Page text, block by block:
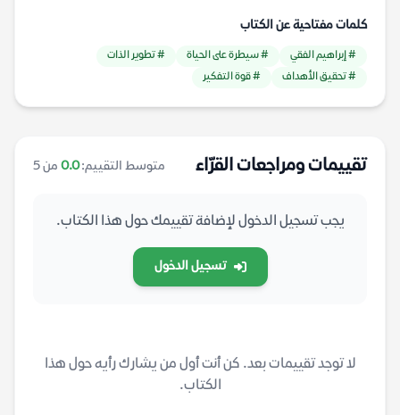
كلمات مفتاحية عن الكتاب
# إبراهيم الفقي # سيطرة على الحياة
# تطوير الذات
# تحقيق الأهداف
# قوة التفكير
تقييمات ومراجعات القرّاء متوسط التقييم:0.0 من 5
يجب تسجيل الدخول لإضافة تقييمك حول هذا الكتاب.
تسجيل الدخول
لا توجد تقييمات بعد. كن أنت أول من يشارك رأيه حول هذا
الكتاب.